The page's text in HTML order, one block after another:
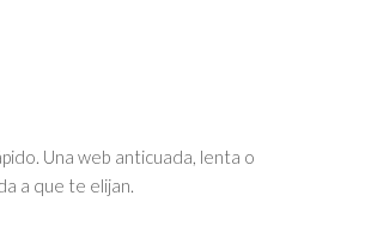
Una web anticuada, lenta o
a que te elijan.